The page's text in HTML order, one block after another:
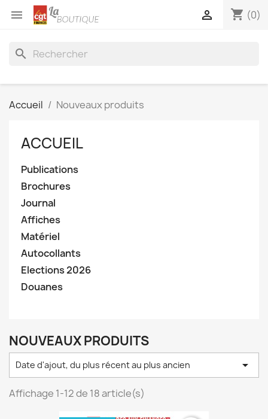
 shopping_cart (0)

search
Accueil Nouveaux produits
ACCUEIL
Publications
Brochures
Journal
Affiches
Matériel
Autocollants
Elections 2026
Douanes
NOUVEAUX PRODUITS
Date d'ajout, du plus récent au plus ancien 
Affichage 1-12 de 18 article(s)